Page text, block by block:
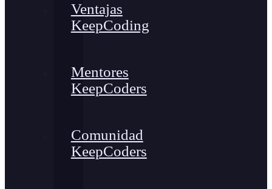
Ventajas
KeepCoding
Mentores
KeepCoders
Comunidad
KeepCoders